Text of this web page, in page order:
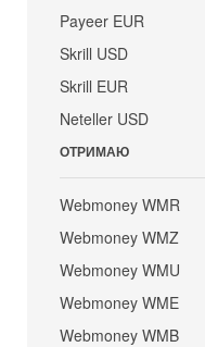
Payeer EUR
Skrill USD
Skrill EUR
Neteller USD
ОТРИМАЮ
Webmoney WMR
Webmoney WMZ
Webmoney WMU
Webmoney WME
Webmoney WMB